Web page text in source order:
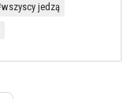
wszyscy jedzą